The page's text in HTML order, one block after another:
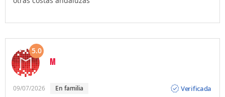
5.0
M
09/07/2026 En familia
Verificada